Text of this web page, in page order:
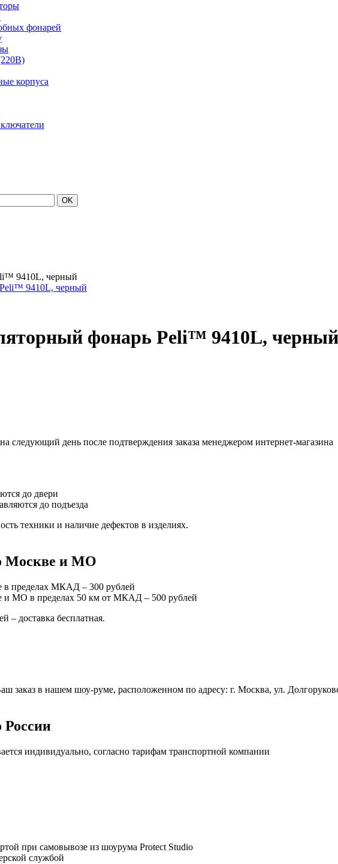
фонарей
корпуса
9410L, черный
фонарь Peli™ 9410L, черный
следующий день после подтверждения заказа менеджером интернет-магазина
до двери
до подъезда
техники и наличие дефектов в изделиях.
Москве и МО
в пределах МКАД – 300 рублей
и МО в пределах 50 км от МКАД – 500 рублей
– доставка бесплатная.
заказ в нашем шоу-руме, расположенном по адресу: г. Москва, ул.
России
индивидуально, согласно тарифам транспортной компании
при самовывозе из шоурума Protect Studio
службой